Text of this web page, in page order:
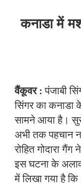
कनाडा में
वैंकूवर : पंजाबी
सिंगर का कनाडा
सामने आया है।
अभी तक पहचान
रोहित गोदारा गैंग
इस घटना के
में लिखा गया है